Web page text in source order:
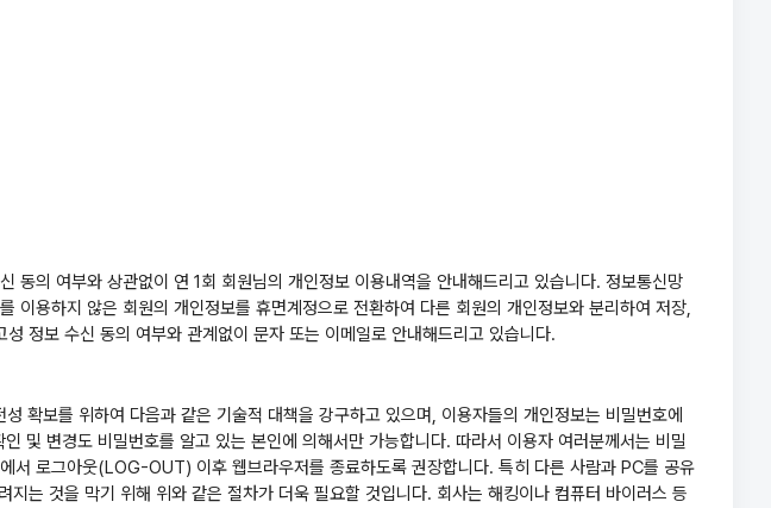
의 여부와 상관없이 연 1회 회원님의 개인정보 이용내역을 안내해드리고 있습니다. 정보통신망
용하지 않은 회원의 개인정보를 휴면계정으로 전환하여 다른 회원의 개인정보와 분리하여 저장,
정보 수신 동의 여부와 관계없이 문자 또는 이메일로 안내해드리고 있습니다.
확보를 위하여 다음과 같은 기술적 대책을 강구하고 있으며, 이용자들의 개인정보는 비밀번호에
및 변경도 비밀번호를 알고 있는 본인에 의해서만 가능합니다. 따라서 이용자 여러분께서는 비밀
서 로그아웃(LOG-OUT) 이후 웹브라우저를 종료하도록 권장합니다. 특히 다른 사람과 PC를 공유
는 것을 막기 위해 위와 같은 절차가 더욱 필요할 것입니다. 회사는 해킹이나 컴퓨터 바이러스 등